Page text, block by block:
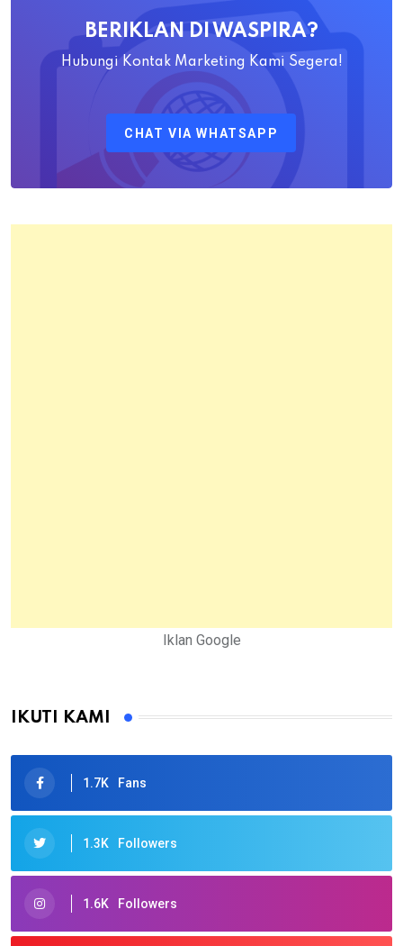
Pertanahan
Kota
BERIKLAN DI WASPIRA?
Hubungi Kontak Marketing Kami Segera!
CHAT VIA WHATSAPP
Iklan Google
IKUTI KAMI
1.7K Fans
1.3K Followers
1.6K Followers